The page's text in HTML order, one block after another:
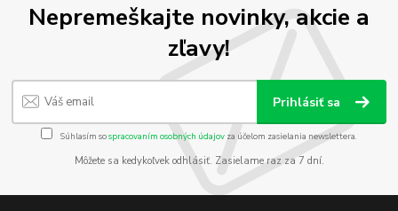
Nepremeškajte novinky, akcie a
zľavy!
Prihlásiť sa
Súhlasím sospracovaním osobných údajov za účelom zasielania newslettera.
Môžete sa kedykoľvek odhlásiť. Zasielame raz za 7 dní.